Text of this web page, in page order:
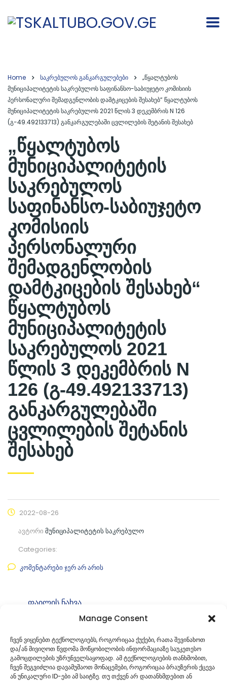
Manage Consent
ჩვენ ვიყენებთ ტექნოლოგიებს, როგორიცაა ქუქები, რათა შევინახოთ
და/ან მივიღოთ წვდომა მოწყობილობის ინფორმაციაზე საუკეთესო
გამოცდილების უზრუნველსაყოფად. ამ ტექნოლოგიების თანხმობით,
ჩვენ შეგვიძლია დავამუშაოთ მონაცემები, როგორიცაა ბრაუზერის ქცევა
ან უნიკალური ID-ები ამ საიტზე. თუ თქვენ არ დათანხმდებით ან
Home საკრებულოს განკარგულებები
„წყალტუბოს
მუნიციპალიტეტის საკრებულოს საფინანსო-საბიუჯეტო კომისიის
პერსონალური შემადგენლობის დამტკიცების შესახებ“ წყალტუბოს
მუნიციპალიტეტის საკრებულოს 2021 წლის 3 დეკემბრის N 126
(გ-49.492133713) განკარგულებაში ცვლილების შეტანის შესახებ
„წყალტუბოს
მუნიციპალიტეტის
საკრებულოს
საფინანსო-საბიუჯეტო
კომისიის
პერსონალური
შემადგენლობის
დამტკიცების შესახებ“
წყალტუბოს
მუნიციპალიტეტის
საკრებულოს 2021
წლის 3 დეკემბრის N
126 (გ-49.492133713)
განკარგულებაში
ცვლილების შეტანის
შესახებ
2022-08-26
ავტორი მუნიციპალიტეტის საკრებულო
Categories:
კომენტარები ჯერ არ არის
ფაილის ნახვა
კატეგორიასაკრებულოს განკარგულებები
ID:გ-49.49222381